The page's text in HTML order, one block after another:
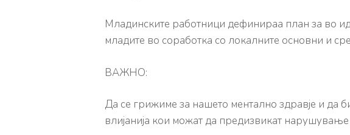
Младинските работници дефинираа план за во
младите во соработка со локалните основни и
ВАЖНО:
Да се грижиме за нашето ментално здравје и да
влијанија кои можат да предизвикат нарушување